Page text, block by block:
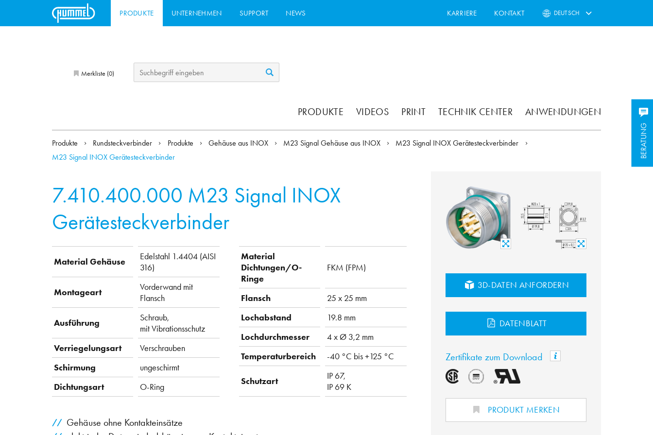
PRODUKTE UNTERNEHMEN SUPPORT NEWS KARRIERE KONTAKT DEUTSCH
Merkliste (0)
PRODUKTE VIDEOS PRINT TECHNIK CENTER ANWENDUNGEN
BERATUNG
Produkte Rundsteckverbinder Produkte Gehäuse aus INOX M23 Signal Gehäuse aus INOX
M23 Signal INOX Gerätesteckverbinder
M23 Signal INOX Gerätesteckverbinder
7.410.400.000 M23 Signal INOX
Gerätesteckverbinder
Material Gehäuse
Edelstahl 1.4404 (AISI
316)
Montageart
Vorderwand mit
Flansch
Ausführung
Schraub,
mit Vibrationsschutz
Verriegelungsart
Verschrauben
Schirmung
ungeschirmt
Dichtungsart
O-Ring
Material
Dichtungen/O-
Ringe
FKM (FPM)
Flansch
25 x 25 mm
Lochabstand
19.8 mm
Lochdurchmesser
4 x Ø 3,2 mm
Temperaturbereich
-40 °C bis +125 °C
Schutzart
IP 67,
IP 69 K
Gehäuse ohne Kontakteinsätze
3D-DATEN ANFORDERN
DATENBLATT
Zertifikate zum Download
PRODUKT MERKEN